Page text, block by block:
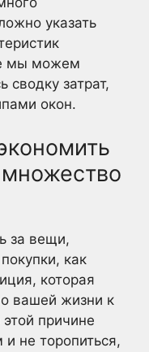
указать
мы можем
сводку затрат,
окон.
за вещи,
как
которая
вашей жизни к
причине
не торопиться,